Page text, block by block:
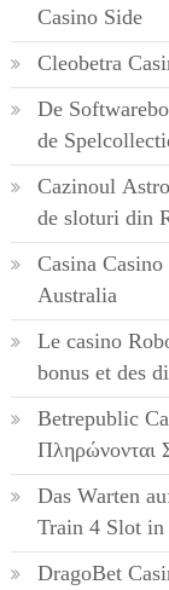
Casino Side
Cleobetra
De
de
Cazinoul
de sloturi din
Casina
Australia
Le casino
bonus et des
Betrepublic
Πληρώνονται
Das Warten
Train 4 Slot in
DragoBet